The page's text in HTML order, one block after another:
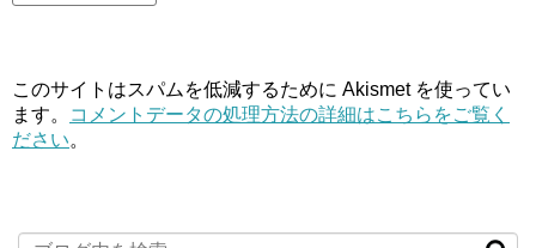
このサイトはスパムを低減するために Akismet を使ってい
ます。
コメントデータの処理方法の詳細はこちらをご覧く
ださい。